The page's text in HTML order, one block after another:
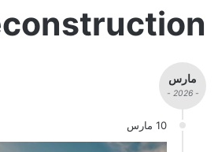
مارس
- 2026 -
10 مارس